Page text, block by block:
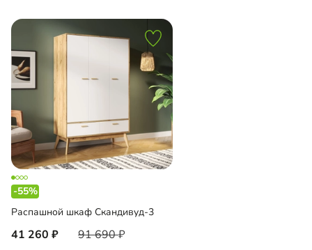
-55%
Распашной шкаф Скандивуд-3
41 260 91 690